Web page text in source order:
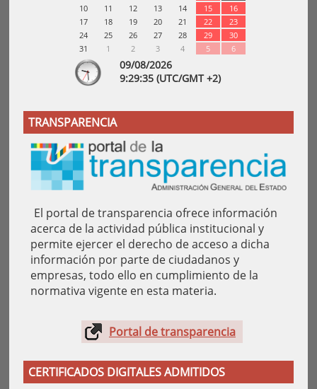
10
11 12 13 14 15
16
17
18 19 20 21 22
23
24
25 26 27 28 29
30
31
1 2 3 4 5 6
09/08/2026
9:29:36 (UTC/GMT +2)
TRANSPARENCIA
El portal de transparencia ofrece información
acerca de la actividad pública institucional y
permite ejercer el derecho de acceso a dicha
información por parte de ciudadanos y
empresas, todo ello en cumplimiento de la
normativa vigente en esta materia.
Portal de transparencia
CERTIFICADOS DIGITALES ADMITIDOS